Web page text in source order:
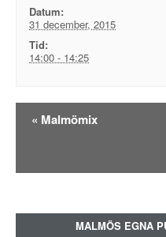
Datum:
31 december, 2015
Tid:
14:00 - 14:25
« Malmömix
MALMÖS EGNA